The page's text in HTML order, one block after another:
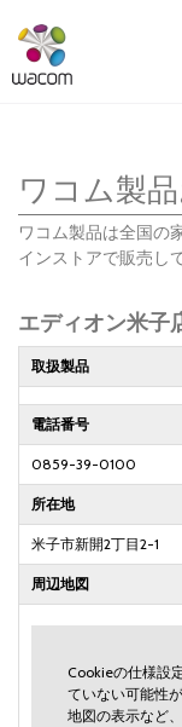
ワコム製
ワコム製品は全国の
インストアで販売し
エディオン米子
取扱製品
電話番号
0859-39-0100
所在地
米子市新開2丁目2-1
周辺地図
Cookieの仕様設
ていない可能性が
地図の表示など